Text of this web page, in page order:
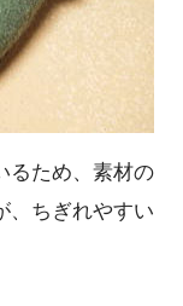
るため、素材の
、ちぎれやすい